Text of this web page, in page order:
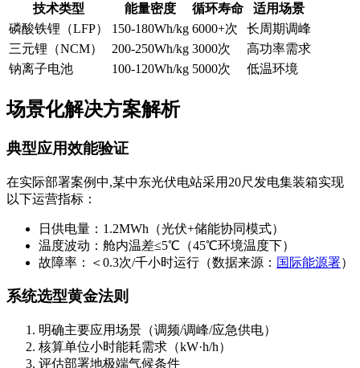
技术类型 能量密度 循环寿命
适用场景
磷酸铁锂（LFP）
150-180Wh/kg 6000+次
长周期调峰
三元锂（NCM）
200-250Wh/kg 3000次
高功率需求
钠离子电池
100-120Wh/kg 5000次 低温环境
场景化解决方案解析
典型应用效能验证
在实际部署案例中,某中东光伏电站采用20尺发电集装箱实现
以下运营指标：
日供电量：1.2MWh（光伏+储能协同模式）
温度波动：舱内温差≤5℃（45℃环境温度下）
故障率：＜0.3次/千小时运行（数据来源： 国际能源署）
系统选型黄金法则
明确主要应用场景（调频/调峰/应急供电）
核算单位小时能耗需求（kW·h/h）
评估部署地极端气候条件